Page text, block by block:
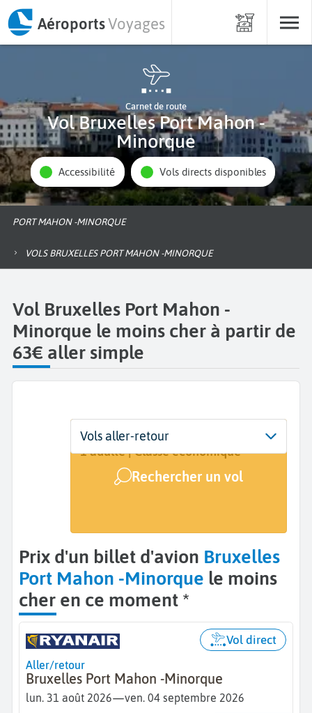
AéroportsVoyages
Carnet de route
Vol Bruxelles Port Mahon -
Minorque
Accessibilité Vols directs disponibles
PORT MAHON -MINORQUE
VOLS BRUXELLES PORT MAHON -MINORQUE
Vol Bruxelles Port Mahon -
Minorque le moins cher à partir de
63€ aller simple
Départ
Bruxelles (BRU)
Dates
31 août - 4 sept.
Voyageurs | Classe
1 adulte | Classe économique
Rechercher un vol
Vols aller-retour
Prix d'un billet d'avion Bruxelles
Port Mahon -Minorque le moins
cher en ce moment *
Aller/retour
Bruxelles Port Mahon -Minorque
lun. 31 août 2026—ven. 04 septembre 2026
Vol direct